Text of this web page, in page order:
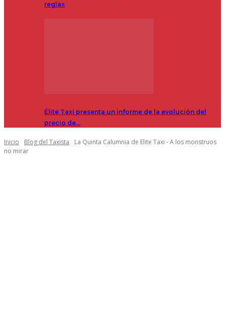
reglas
Élite Taxi presenta un informe de la evolución del
precio de…
Inicio Blog del Taxista
La Quinta Calumnia de Elite Taxi - A los monstruos
no mirar